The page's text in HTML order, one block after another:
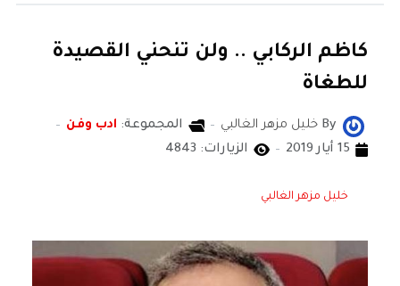
كاظم الركابي .. ولن تنحني القصيدة
للطغاة
By خليل مزهر الغالبي المجموعة: ادب وفن
15 أيار 2019
الزيارات: 4843
خليل مزهر الغالبي